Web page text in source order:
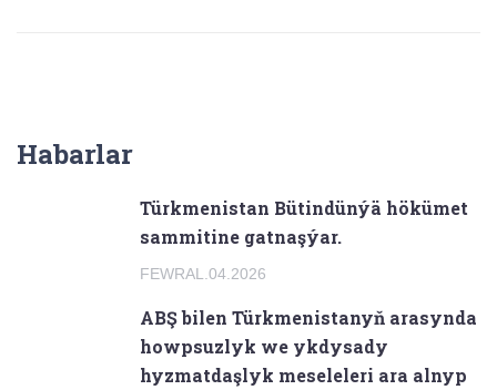
Habarlar
Türkmenistan Bütindünýä hökümet
sammitine gatnaşýar.
FEWRAL.04.2026
ABŞ bilen Türkmenistanyň arasynda
howpsuzlyk we ykdysady
hyzmatdaşlyk meseleleri ara alnyp